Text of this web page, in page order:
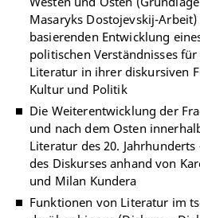
Masaryks Dostojevskij-
basierenden Entwicklung
politischen Verständnisses
Literatur in ihrer diskursiven
Kultur und Politik
Die Weiterentwicklung der
und nach dem Osten
Literatur des 20.
des Diskurses anhand von
und Milan Kundera
Funktionen von Literatur im